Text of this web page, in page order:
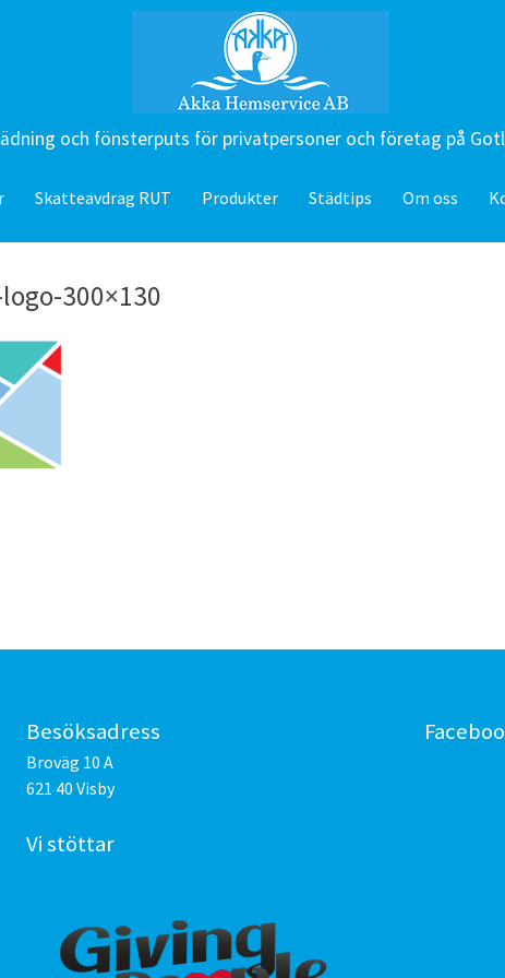
och fönsterputs för privatpersoner och företag på
Skatteavdrag RUT Produkter Städtips Om oss
300×130
Besöksadress
Broväg 10 A
621 40 Visby
Vi stöttar